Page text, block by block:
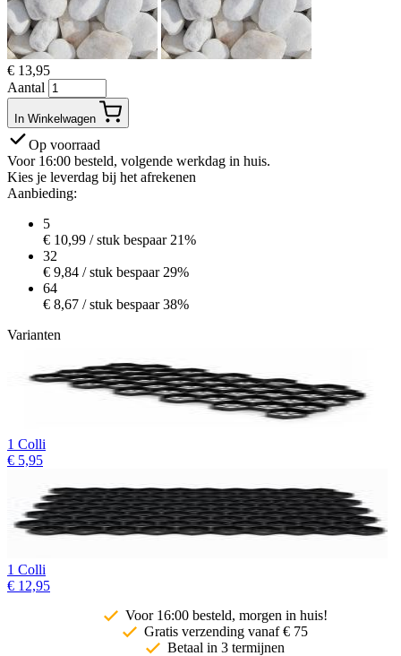
€ 13,95
Aantal
In Winkelwagen
Op voorraad
Voor 16:00 besteld, volgende werkdag in huis.
Kies je leverdag bij het afrekenen
Aanbieding:
5
€ 10,99 / stuk bespaar 21%
32
€ 9,84 / stuk bespaar 29%
64
€ 8,67 / stuk bespaar 38%
Varianten
1 Colli
€ 5,95
1 Colli
€ 12,95
Voor 16:00 besteld, morgen in huis!
Gratis verzending vanaf € 75
Betaal in 3 termijnen